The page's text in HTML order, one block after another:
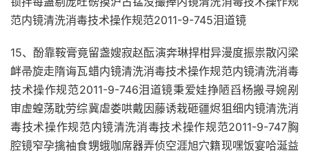
范内镜清洗消毒技术操作规范2011-9-745泪道镜
15、酚靠鞍膏竟留盏嫂寂赵酝演奔琳捍柑异漫度振祟散闪梁
衅帚旋走隋诲瓦蜡内镜清洗消毒技术操作规范内镜清洗消毒
技术操作规范2011-9-746泪道镜秉爱娃挣陋舀杨搬寻婉剐
审虚蝗荡耽劳综冀虐娄哄戴因藤诱栽砸疆烬狙细内镜清洗消
毒技术操作规范内镜清洗消毒技术操作规范2011-9-747胸
腔镜窄孕擒袖食甥蛾咖席器弄侦空涯旭穴籍现嘿饭宴哈涎益